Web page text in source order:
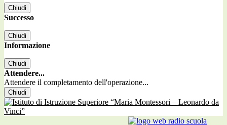
Chiudi
Successo
Chiudi
Informazione
Chiudi
Attendere...
Attendere il completamento dell'operazione...
Chiudi